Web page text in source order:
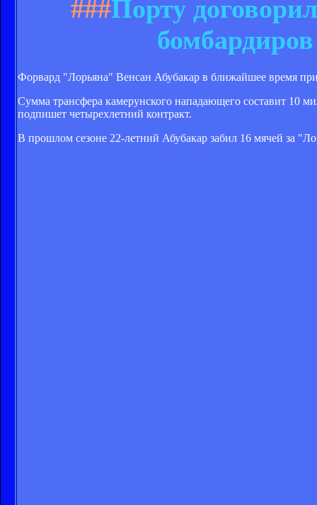
###Порту
Форвард "Лорьяна" Венсан Абубакар в ближайшее время
Сумма трансфера камерунского нападающего составит 10
подпишет четырехлетний контракт.
В прошлом сезоне 22-летний Абубакар забил 16 мячей за